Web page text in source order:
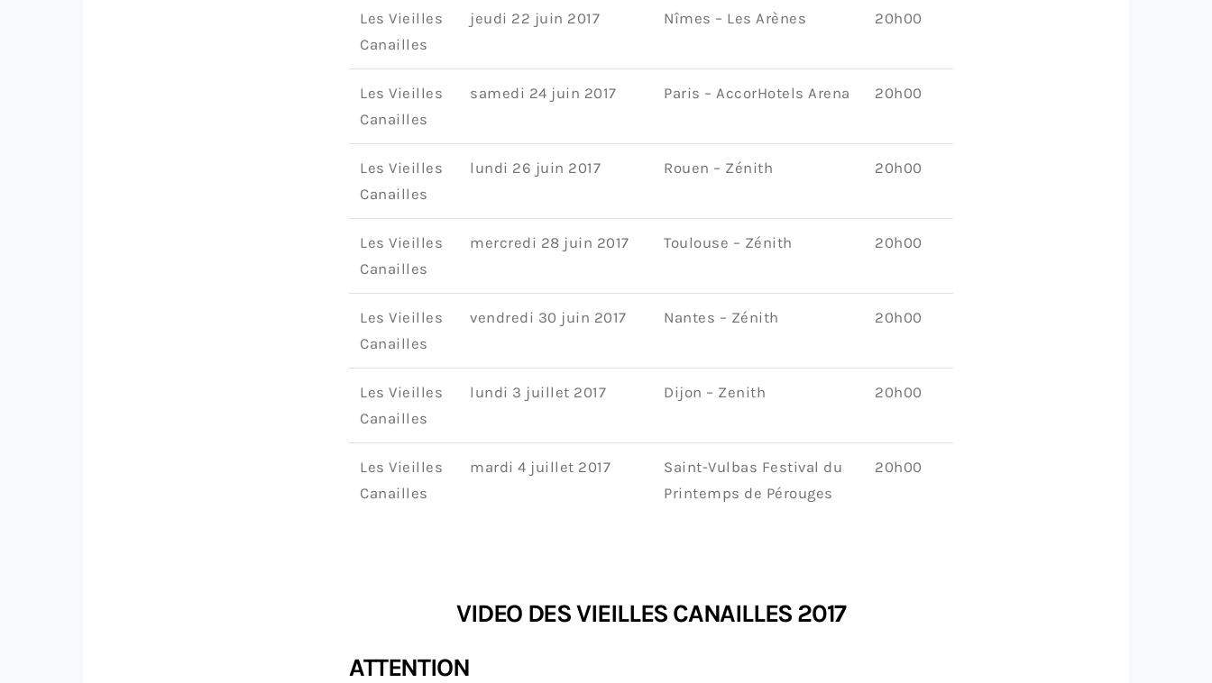
Les Vieilles
Canailles
jeudi 22 juin 2017 Nîmes – Les Arènes 20h00
Les Vieilles
Canailles
samedi 24 juin 2017 Paris – AccorHotels Arena 20h00
Les Vieilles
Canailles
lundi 26 juin 2017 Rouen – Zénith 20h00
Les Vieilles
Canailles
mercredi 28 juin 2017 Toulouse – Zénith 20h00
Les Vieilles
Canailles
vendredi 30 juin 2017 Nantes – Zénith 20h00
Les Vieilles
Canailles
lundi 3 juillet 2017 Dijon – Zenith 20h00
Les Vieilles
Canailles
mardi 4 juillet 2017
Saint-Vulbas Festival du
Printemps de Pérouges
20h00
VIDEO DES VIEILLES CANAILLES 2017
ATTENTION